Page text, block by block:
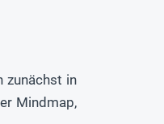
zunächst in
Mindmap,